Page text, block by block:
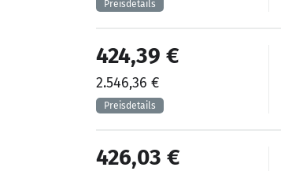
424,39 €
2.546,36 €
426,03 €